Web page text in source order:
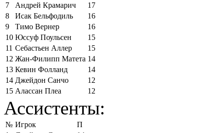
7
Андрей Крамарич
17
8
Исак Бельфодиль
16
9
Тимо Вернер
16
10 Юссуф Поульсен
15
11 Себастьен Аллер
15
12 Жан-Филипп Матета 14
13 Кевин Фолланд
14
14 Джейдон Санчо
12
15 Алассан Плеа 12
Ассистенты:
№ Игрок
П